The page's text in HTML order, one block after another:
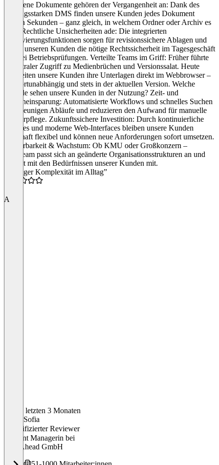
Verlorene Dokumente gehören der Vergangenheit an: Dank des
leistungsstarken DMS finden unsere Kunden jedes Dokument
binnen Sekunden – ganz gleich, in welchem Ordner oder Archiv es
liegt. Rechtliche Unsicherheiten ade: Die integrierten
Archivierungsfunktionen sorgen für revisions­sichere Ablagen und
geben unseren Kunden die nötige Rechtssicherheit im Tagesgeschäft
und bei Betriebsprüfungen. Verteilte Teams im Griff: Früher führte
dezentraler Zugriff zu Medienbrüchen und Versionssalat. Heute
bearbeiten unsere Kunden ihre Unterlagen direkt im Webbrowser –
standortunabhängig und stets in der aktuellen Version. Welche
Vorteile sehen unsere Kunden in der Nutzung? Zeit- und
Kosteneinsparung: Automatisierte Workflows und schnelles Suchen
beschleunigen Abläufe und reduzieren den Aufwand für manuelle
Ordnerpflege. Zukunftssichere Investition: Durch kontinuierliche
Updates und moderne Web-Interfaces bleiben unsere Kunden
dauerhaft flexibel und können neue Anforderungen sofort umsetzen.
Skalierbarkeit & Wachstum: Ob KMU oder Großkonzern –
windream passt sich an geänderte Organisationsstrukturen an und
wächst mit den Bedürfnissen unserer Kunden mit.
“Weniger Komplexität im Alltag”
A
In den letzten 3 Monaten
Anna-Sofia
Verifizierter Reviewer
Content Managerin bei
Step Ahead GmbH